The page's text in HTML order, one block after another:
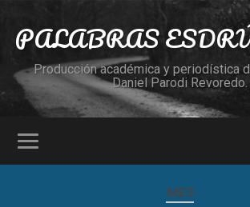
PALABRAS
Producción académica y periodística
Daniel Parodi Revoredo.
MES